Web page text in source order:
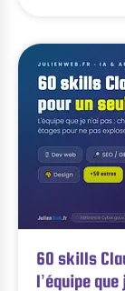
60 skills
l’équipe que